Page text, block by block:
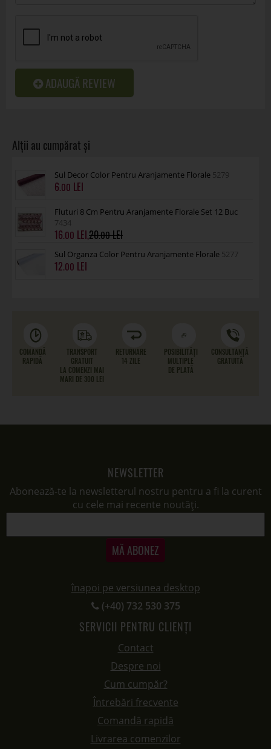
ADAUGĂ REVIEW
Sul Decor Color Pentru Aranjamente Florale 5279
6.00
Fluturi 8 Cm Pentru Aranjamente Florale Set 12 Buc
7434
16.00 ,20.00
Sul Organza Color Pentru Aranjamente Florale 5277
12.00
COMANDĂ
RAPIDĂ
TRANSPORT
GRATUIT
LA COMENZI MAI
MARI DE 300 LEI
RETURNARE
14 ZILE
POSIBILITĂȚI
MULTIPLE
DE PLATĂ
CONSULTANȚĂ
GRATUITĂ
NEWSLETTER
Abonează-te la newsletterul nostru pentru a fi la curent
cu cele mai recente noutăți.
MĂ ABONEZ
înapoi pe versiunea desktop
(+40) 732 530 375
SERVICII PENTRU CLIENȚI
Contact
Despre noi
Cum cumpăr?
Întrebări frecvente
Comandă rapidă
Livrarea comenzilor